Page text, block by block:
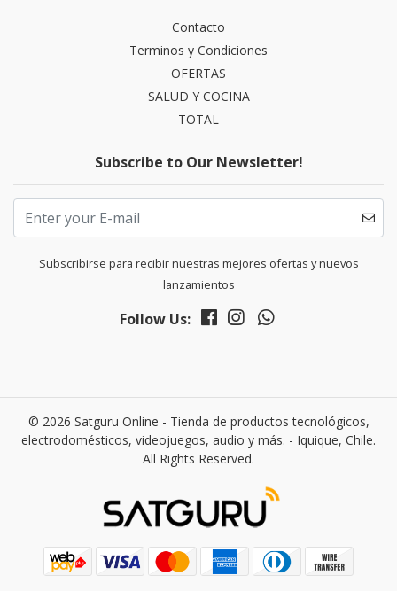
Contacto
Terminos y Condiciones
OFERTAS
SALUD Y COCINA
TOTAL
Subscribe to Our Newsletter!
Subscribirse para recibir nuestras mejores ofertas y nuevos
lanzamientos
Follow Us:
© 2026 Satguru Online - Tienda de productos tecnológicos,
electrodomésticos, videojuegos, audio y más. - Iquique, Chile.
All Rights Reserved.